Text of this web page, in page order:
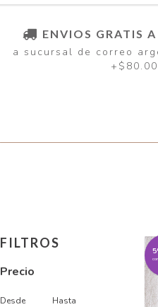
ENVIOS GRATIS
a sucursal de correo
FILTROS
Precio
Desde Hasta